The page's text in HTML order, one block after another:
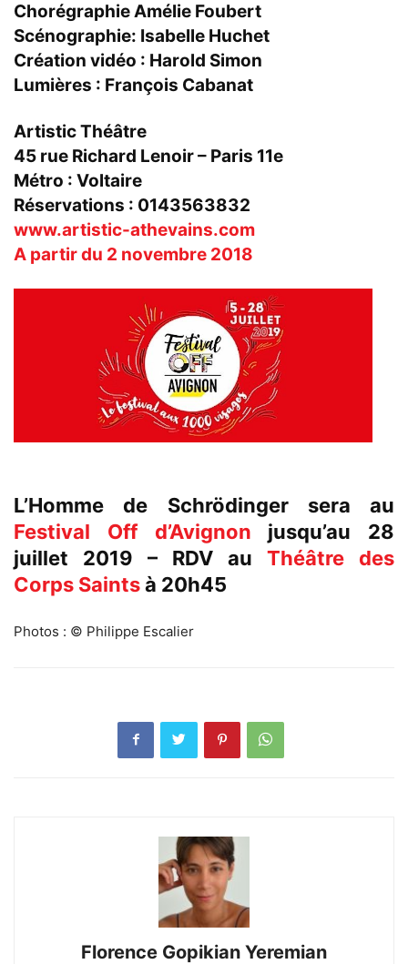
Chorégraphie Amélie Foubert
Scénographie: Isabelle Huchet
Création vidéo : Harold Simon
Lumières : François Cabanat
Artistic Théâtre
45 rue Richard Lenoir – Paris 11e
Métro : Voltaire
Réservations : 0143563832
www.artistic-athevains.com
A partir du 2 novembre 2018
L’Homme de Schrödinger sera au
Festival Off d’Avignon jusqu’au 28
juillet 2019 – RDV au Théâtre des
Corps Saintsà 20h45
Photos : © Philippe Escalier
Florence Gopikian Yeremian